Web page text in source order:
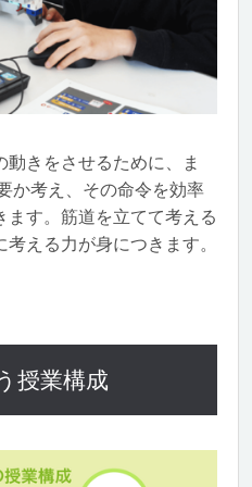
動きをさせるために、ま
か考え、その命令を効率
ます。筋道を立てて考える
える力が身につきます。
授業構成